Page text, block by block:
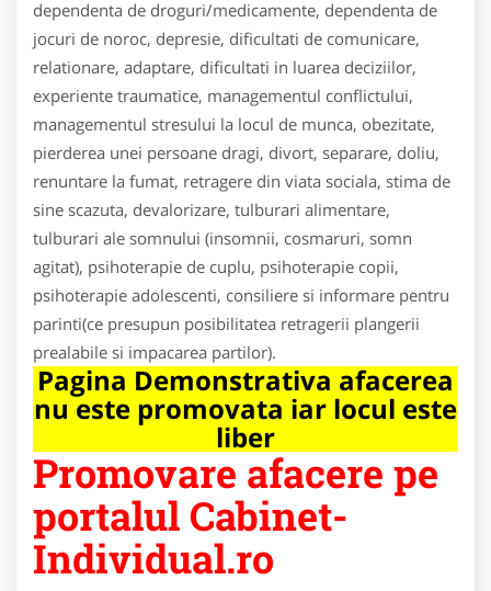
dependenta de droguri/medicamente, dependenta de
jocuri de noroc, depresie, dificultati de comunicare,
relationare, adaptare, dificultati in luarea deciziilor,
experiente traumatice, managementul conflictului,
managementul stresului la locul de munca, obezitate,
pierderea unei persoane dragi, divort, separare, doliu,
renuntare la fumat, retragere din viata sociala, stima de
sine scazuta, devalorizare, tulburari alimentare,
tulburari ale somnului (insomnii, cosmaruri, somn
agitat), psihoterapie de cuplu, psihoterapie copii,
psihoterapie adolescenti, consiliere si informare pentru
parinti(ce presupun posibilitatea retragerii plangerii
prealabile si impacarea partilor).
Pagina Demonstrativa afacerea
nu este promovata iar locul este
liber
Promovare afacere pe
portalul Cabinet-
Individual.ro